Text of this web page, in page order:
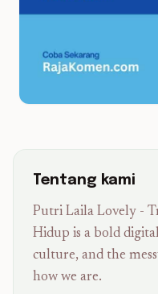
Tentang kami
Putri Laila Lovely -
Hidup is a bold
culture, and the
how we are.